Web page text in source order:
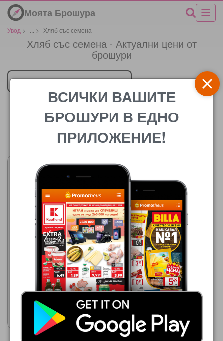
Моята Брошура
Увод > > Хляб със семена
Хляб със семена - Актуални цени от
брошури
Търговец
Цената
Кауфланд
03.08.2026 - 09.08.2026
Хляб със семена
Покажи брошурата
ВСИЧКИ ВАШИТЕ
БРОШУРИ В ЕДНО
ПРИЛОЖЕНИЕ!